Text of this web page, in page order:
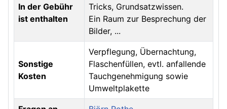
In der Gebühr
ist enthalten
Tricks, Grundsatzwissen.
Ein Raum zur Besprechung der
Bilder, ...
Sonstige
Kosten
Verpflegung, Übernachtung,
Flaschenfüllen, evtl. anfallende
Tauchgenehmigung sowie
Umweltplakette